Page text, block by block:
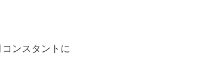
ンスタントに